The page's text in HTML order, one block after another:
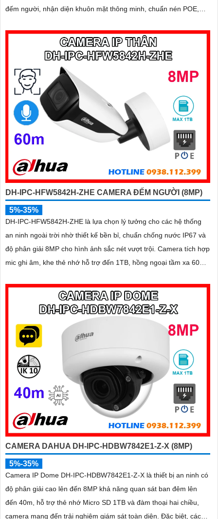
đếm người, nhận diện khuôn mặt thông minh, chuẩn nén POE,
sát ngoài trời, hỗ trợ tính năng quản lý chỗ đỗ xe hiệu quả cho các
DH-IPC-HFW5842H-ZHE CAMERA ĐẾM NGƯỜI (8MP)
5%-35%
DH-IPC-HFW5842H-ZHE là lựa chọn lý tưởng cho các hệ thống
an ninh ngoài trời nhờ thiết kế bền bỉ, chuẩn chống nước IP67 và
độ phân giải 8MP cho hình ảnh sắc nét vượt trội. Camera tích hợp
mic ghi âm, khe thẻ nhớ hỗ trợ đến 1TB, hồng ngoại tầm xa 60m
CAMERA DAHUA DH-IPC-HDBW7842E1-Z-X (8MP)
5%-35%
Camera IP Dome DH-IPC-HDBW7842E1-Z-X là thiết bị an ninh có
độ phân giải cao lên đến 8MP khả năng quan sát ban đêm lên
đến 40m, hỗ trợ thẻ nhớ Micro SD 1TB và đàm thoại hai chiều,
camera mang đến trải nghiệm giám sát toàn diện. Đặc biệt, các